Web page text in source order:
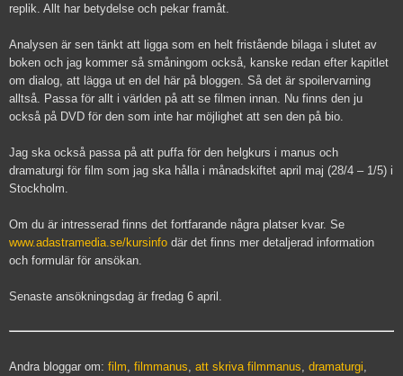
replik. Allt har betydelse och pekar framåt.
Analysen är sen tänkt att ligga som en helt fristående bilaga i slutet av
boken och jag kommer så småningom också, kanske redan efter kapitlet
om dialog, att lägga ut en del här på bloggen. Så det är spoilervarning
alltså. Passa för allt i världen på att se filmen innan. Nu finns den ju
också på DVD för den som inte har möjlighet att sen den på bio.
Jag ska också passa på att puffa för den helgkurs i manus och
dramaturgi för film som jag ska hålla i månadskiftet april maj (28/4 – 1/5) i
Stockholm.
Om du är intresserad finns det fortfarande några platser kvar. Se
www.adastramedia.se/kursinfo där det finns mer detaljerad information
och formulär för ansökan.
Senaste ansökningsdag är fredag 6 april.
Andra bloggar om: film filmmanus att skriva filmmanus dramaturgi